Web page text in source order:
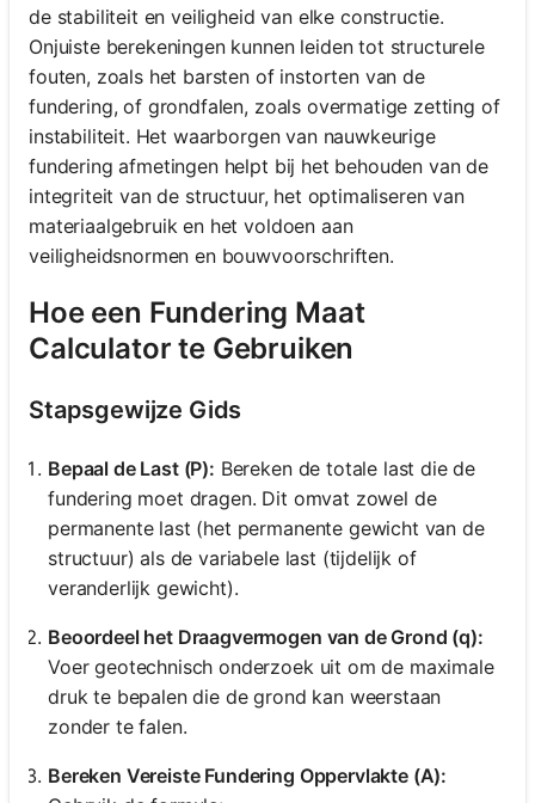
de stabiliteit en veiligheid van elke constructie.
Onjuiste berekeningen kunnen leiden tot structurele
fouten, zoals het barsten of instorten van de
fundering, of grondfalen, zoals overmatige zetting of
instabiliteit. Het waarborgen van nauwkeurige
fundering afmetingen helpt bij het behouden van de
integriteit van de structuur, het optimaliseren van
materiaalgebruik en het voldoen aan
veiligheidsnormen en bouwvoorschriften.
Hoe een Fundering Maat
Calculator te Gebruiken
Stapsgewijze Gids
Bepaal de Last (P): Bereken de totale last die de
fundering moet dragen. Dit omvat zowel de
permanente last (het permanente gewicht van de
structuur) als de variabele last (tijdelijk of
veranderlijk gewicht).
Beoordeel het Draagvermogen van de Grond (q):
Voer geotechnisch onderzoek uit om de maximale
druk te bepalen die de grond kan weerstaan
zonder te falen.
Bereken Vereiste Fundering Oppervlakte (A):